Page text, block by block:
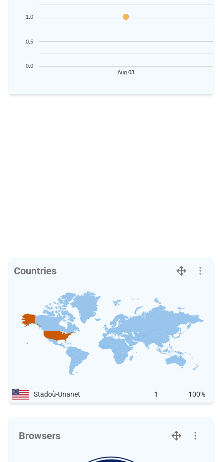
Aug 03
0.0
0.5
1.0
Countries
Stadoù-Unanet 1 100%
Browsers